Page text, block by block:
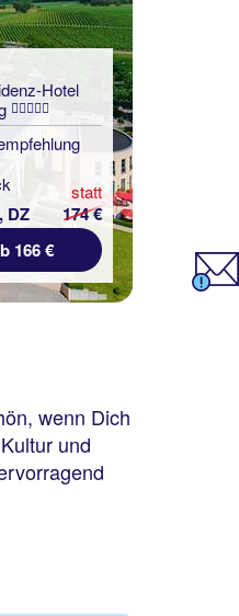
Hotel
DZ
statt
174 €
166 €
wenn Dich
und